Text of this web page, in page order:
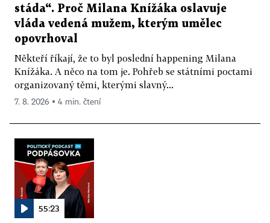
stáda“. Proč Milana Knížáka oslavuje
vláda vedená mužem, kterým umělec
opovrhoval
Někteří říkají, že to byl poslední happening Milana
Knížáka. A něco na tom je. Pohřeb se státními poctami
organizovaný těmi, kterými slavný...
7. 8. 2026 ▪ 4 min. čtení
55:23